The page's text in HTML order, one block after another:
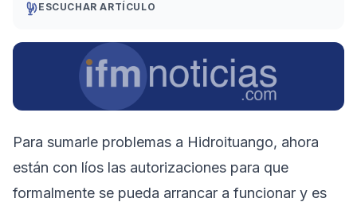
ESCUCHAR ARTÍCULO
Para sumarle problemas a Hidroituango, ahora
están con líos las autorizaciones para que
formalmente se pueda arrancar a funcionar y es